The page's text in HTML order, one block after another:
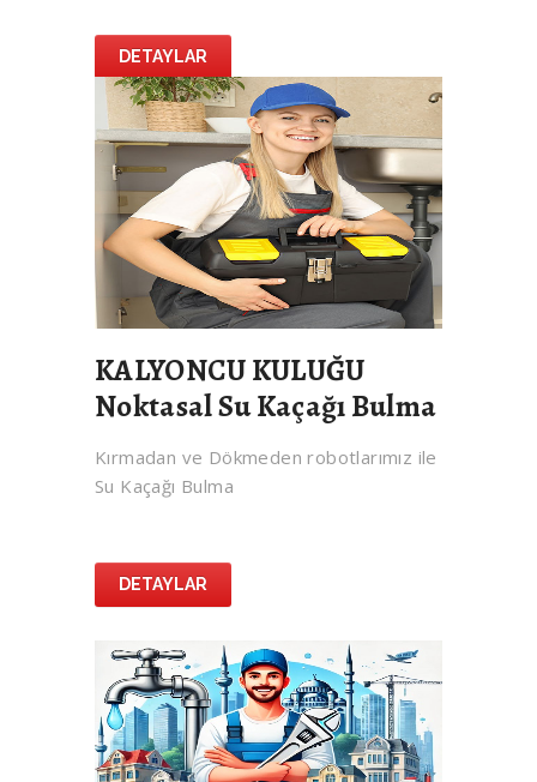
DETAYLAR
KALYONCU KULUĞU
Noktasal Su Kaçağı Bulma
Kırmadan ve Dökmeden robotlarımız ile
Su Kaçağı Bulma
DETAYLAR